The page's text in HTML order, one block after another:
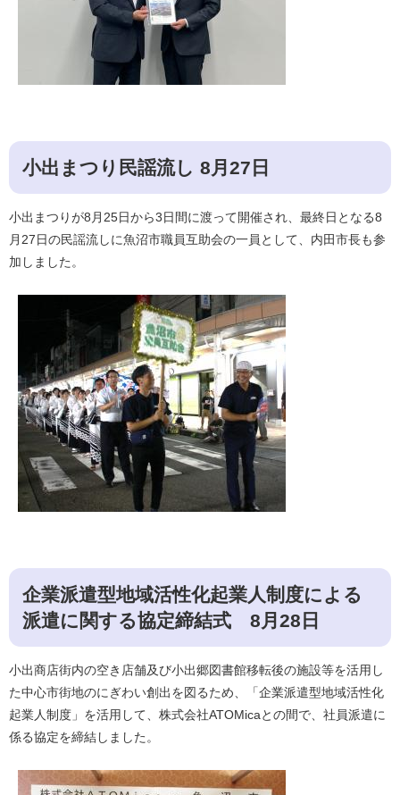
小出まつり民謡流し 8月27日
小出まつりが8月25日から3日間に渡って開催され、最終日となる8
月27日の民謡流しに魚沼市職員互助会の一員として、内田市長も参
加しました。
企業派遣型地域活性化起業人制度による
派遣に関する協定締結式 8月28日
小出商店街内の空き店舗及び小出郷図書館移転後の施設等を活用し
た中心市街地のにぎわい創出を図るため、「企業派遣型地域活性化
起業人制度」を活用して、株式会社ATOMicaとの間で、社員派遣に
係る協定を締結しました。